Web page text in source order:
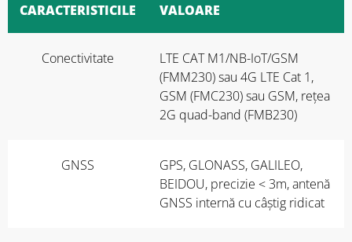
CARACTERISTICILE VALOARE
Conectivitate
LTE CAT M1/NB-IoT/GSM
(FMM230) sau 4G LTE Cat 1,
GSM (FMC230) sau GSM, rețea
2G quad-band (FMB230)
GNSS
GPS, GLONASS, GALILEO,
BEIDOU, precizie < 3m, antenă
GNSS internă cu câștig ridicat